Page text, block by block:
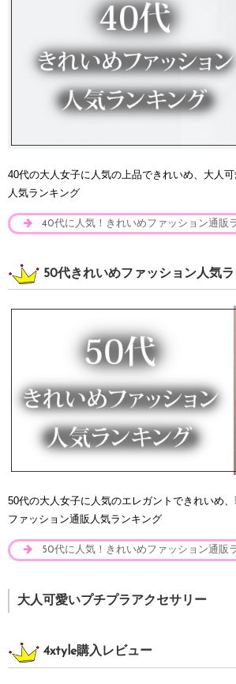
40代の大人女子に人気の上品できれいめ、大人
人気ランキング
40代に人気！きれいめファッション通販
50代きれいめファッション人気
50代の大人女子に人気のエレガントできれいめ
ファッション通販人気ランキング
50代に人気！きれいめファッション通販
大人可愛いプチプラアクセサリー
4xtyle購入レビュー